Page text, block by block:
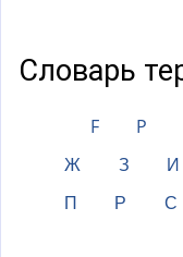
Словарь
F P
Ж
З И
П
Р С